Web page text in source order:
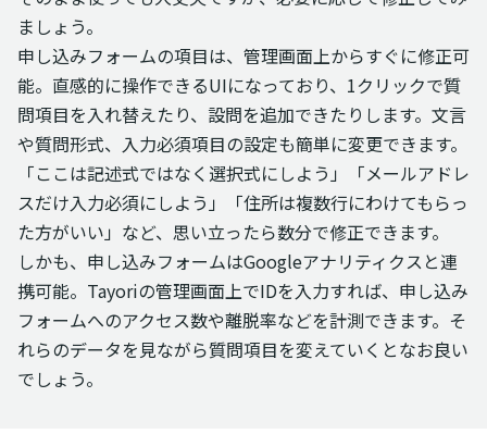
ましょう。
申し込みフォームの項目は、管理画面上からすぐに修正可
能。直感的に操作できるUIになっており、1クリックで質
問項目を入れ替えたり、設問を追加できたりします。文言
や質問形式、入力必須項目の設定も簡単に変更できます。
「ここは記述式ではなく選択式にしよう」「メールアドレ
スだけ入力必須にしよう」「住所は複数行にわけてもらっ
た方がいい」など、思い立ったら数分で修正できます。
しかも、申し込みフォームはGoogleアナリティクスと連
携可能。Tayoriの管理画面上でIDを入力すれば、申し込み
フォームへのアクセス数や離脱率などを計測できます。そ
れらのデータを見ながら質問項目を変えていくとなお良い
でしょう。